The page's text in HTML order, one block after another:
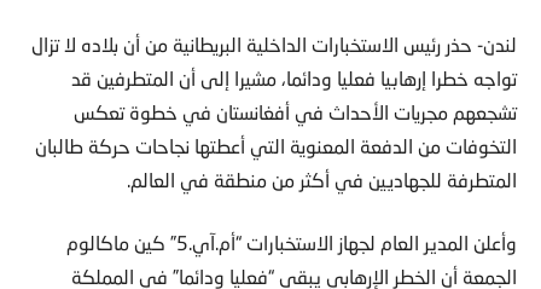
لندن- حذر رئيس الاستخبارات الداخلية البريطانية من أن بلاده لا تزال
تواجه خطرا إرهابيا فعليا ودائما، مشيرا إلى أن المتطرفين قد
تشجعهم مجريات الأحداث في أفغانستان في خطوة تعكس
التخوفات من الدفعة المعنوية التي أعطتها نجاحات حركة طالبان
المتطرفة للجهاديين في أكثر من منطقة في العالم.
وأعلن المدير العام لجهاز الاستخبارات “أم.آي.5” كين ماكالوم
الجمعة أن الخطر الإرهابي يبقى “فعليا ودائما” في المملكة